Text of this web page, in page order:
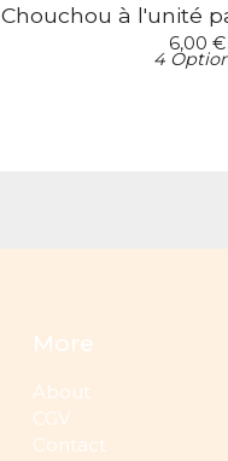
Chouchou à l'unité
6,00 €
4
More
About
CGV
Contact